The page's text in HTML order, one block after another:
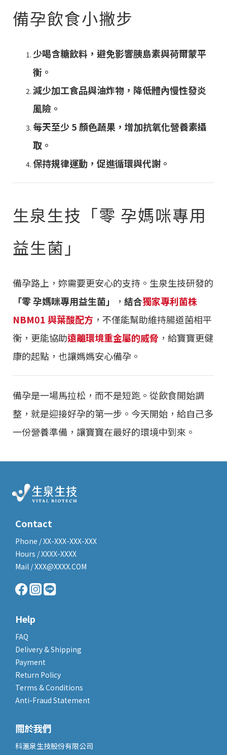
備孕飲食小撇步
少喝含糖飲料，避免影響胰島素與荷爾蒙平
衡。
減少加工食品與油炸物，降低體內慢性發炎
風險。
每天至少 5 顏色蔬果，增加抗氧化營養素攝
取。
保持規律運動，促進循環與代謝。
生泉生技「零 孕媽咪專用
益生菌」
備孕路上，妳需要更安心的支持。生泉生技研發的
「零 孕媽咪專用益生菌」
， 結合獨家專利菌株
NBM01 與葉酸配方 ，不僅能幫助維持腸道菌相平
衡，更能協助遠離環境重金屬的威脅 ，給寶寶更健
康的起點，也讓媽媽安心備孕。
備孕是一場馬拉松，而不是短跑。從飲食開始調
整，就是迎接好孕的第一步。今天開始，給自己多
一份營養準備，讓寶寶在最好的環境中到來。
Contact
Phone / XX-XXX-XXX-XXX
Hours / XXXX-XXXX
Mail / XXX@XXXX.COM
Help
FAQ
Delivery & Shipping
Payment
Return Policy
Terms & Conditions
Anti-Fraud Statement
關於我們
科滙泉生技股份有限公司